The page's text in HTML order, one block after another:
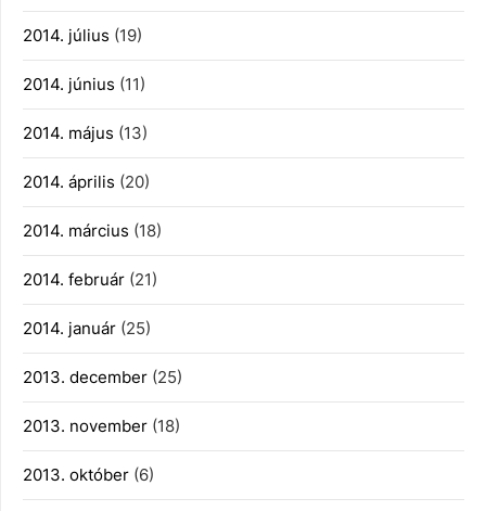
2014. július (19)
2014. június (11)
2014. május (13)
2014. április (20)
2014. március (18)
2014. február (21)
2014. január (25)
2013. december (25)
2013. november (18)
2013. október (6)